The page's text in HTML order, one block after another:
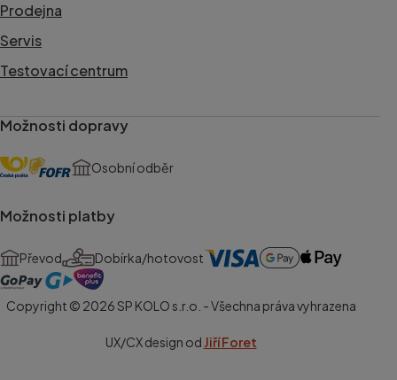
Prodejna
Servis
Testovací centrum
Možnosti dopravy
Osobní odběr
Možnosti platby
Převod Dobírka/hotovost
Copyright © 2026 SP KOLO s.r.o. - Všechna práva vyhrazena
UX/CX design od Jiří Foret